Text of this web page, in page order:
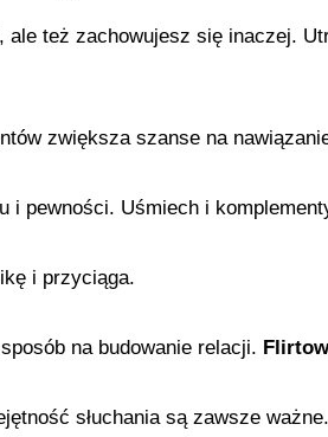
też zachowujesz się inaczej.
zwiększa szanse na
i pewności. Uśmiech i
i przyciąga.
na budowanie relacji.
słuchania są zawsze ważne.